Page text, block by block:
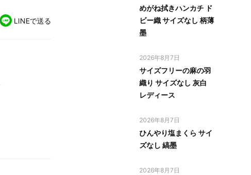
LINEで送る
めがね拭きハンカチ ド
ビー織 サイズなし 柄薄
墨
2026年8月7日
サイズフリーの麻の羽
織り サイズなし 灰白
レディース
2026年8月7日
ひんやり塩まくら サイ
ズなし 縞墨
2026年8月7日